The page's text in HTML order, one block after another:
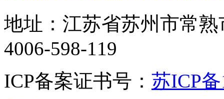
地址：江苏省苏州市常
4006-598-119
ICP备案证书号： 苏ICP